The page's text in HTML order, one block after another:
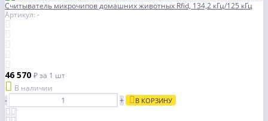
Считыватель микрочипов домашних животных Rfid, 134,2 кГц/125 кГц
Артикул: -
46 570 ₽за 1 шт
В наличии
-
+ В КОРЗИНУ